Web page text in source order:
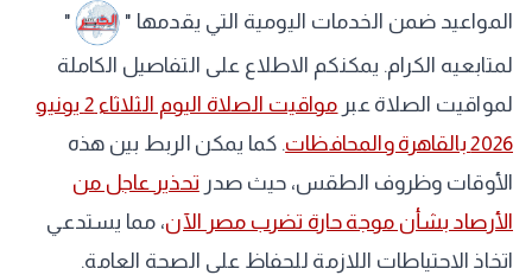
المواعيد ضمن الخدمات اليومية التي يقدمها "
"
لمتابعيه الكرام. يمكنكم الاطلاع على التفاصيل الكاملة
لمواقيت الصلاة عبر
مواقيت الصلاة اليوم الثلاثاء 2 يونيو
2026 بالقاهرة والمحافظات
. كما يمكن الربط بين هذه
الأوقات وظروف الطقس، حيث صدر تحذير عاجل من
الأرصاد بشأن موجة حارة تضرب مصر الآن، مما يستدعي
اتخاذ الاحتياطات اللازمة للحفاظ على الصحة العامة.